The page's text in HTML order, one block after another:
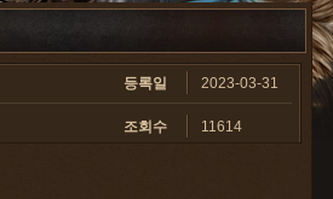
등록일 2023-03-31
조회수 11614